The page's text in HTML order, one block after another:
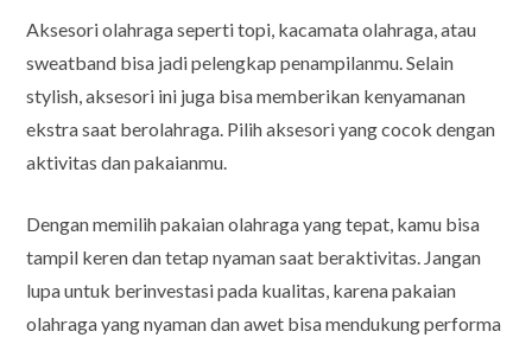
Aksesori olahraga seperti topi, kacamata olahraga, atau
sweatband bisa jadi pelengkap penampilanmu. Selain
stylish, aksesori ini juga bisa memberikan kenyamanan
ekstra saat berolahraga. Pilih aksesori yang cocok dengan
aktivitas dan pakaianmu.
Dengan memilih pakaian olahraga yang tepat, kamu bisa
tampil keren dan tetap nyaman saat beraktivitas. Jangan
lupa untuk berinvestasi pada kualitas, karena pakaian
olahraga yang nyaman dan awet bisa mendukung performa